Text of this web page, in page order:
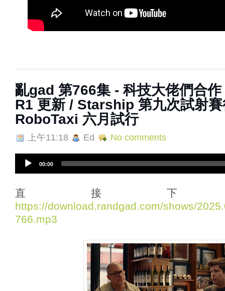
亂‌‌‌gad‌‌‌ ‌‌‌‌‌第766集 - 科技大佬們合
R1 更新 / Starship 第九次試射
RoboTaxi 六月試行
上午11:18 Ed No comments
i
o
P
l
00:00
直接
https://download.randgad.com/shows/
766.mp3